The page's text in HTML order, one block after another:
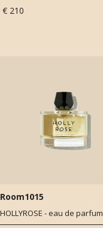
€ 210
Room1015
HOLLYROSE - eau de parfum